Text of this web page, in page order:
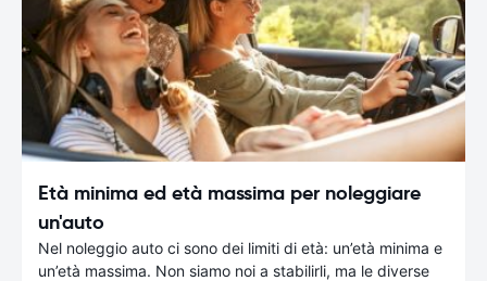
Età minima ed età massima per noleggiare
un'auto
Nel noleggio auto ci sono dei limiti di età: un’età minima e
un’età massima. Non siamo noi a stabilirli, ma le diverse